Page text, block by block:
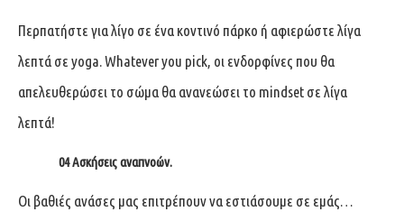
Περπατήστε για λίγο σε ένα κοντινό πάρκο ή αφιερώστε λίγα
λεπτά σε yoga. Whatever you pick, οι ενδορφίνες που θα
απελευθερώσει το σώμα θα ανανεώσει το mindset σε λίγα
λεπτά!
04Ασκήσεις αναπνοών.
Οι βαθιές ανάσες μας επιτρέπουν να εστιάσουμε σε εμάς…